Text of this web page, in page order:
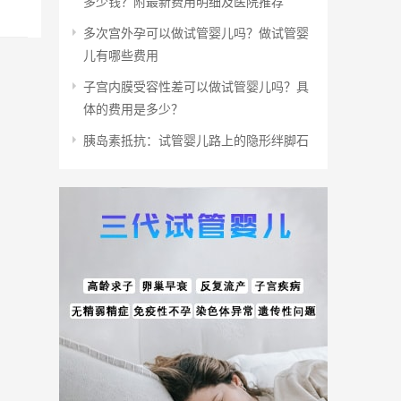
多次宫外孕可以做试管婴儿吗？做试管婴
儿有哪些费用
子宫内膜受容性差可以做试管婴儿吗？具
体的费用是多少？
胰岛素抵抗：试管婴儿路上的隐形绊脚石